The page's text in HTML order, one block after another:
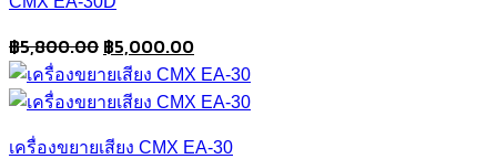
฿5,800.00 Original
price
was:
฿5,000.00Current
price
is:
เครื่องขยายเสียง CMX EA-30